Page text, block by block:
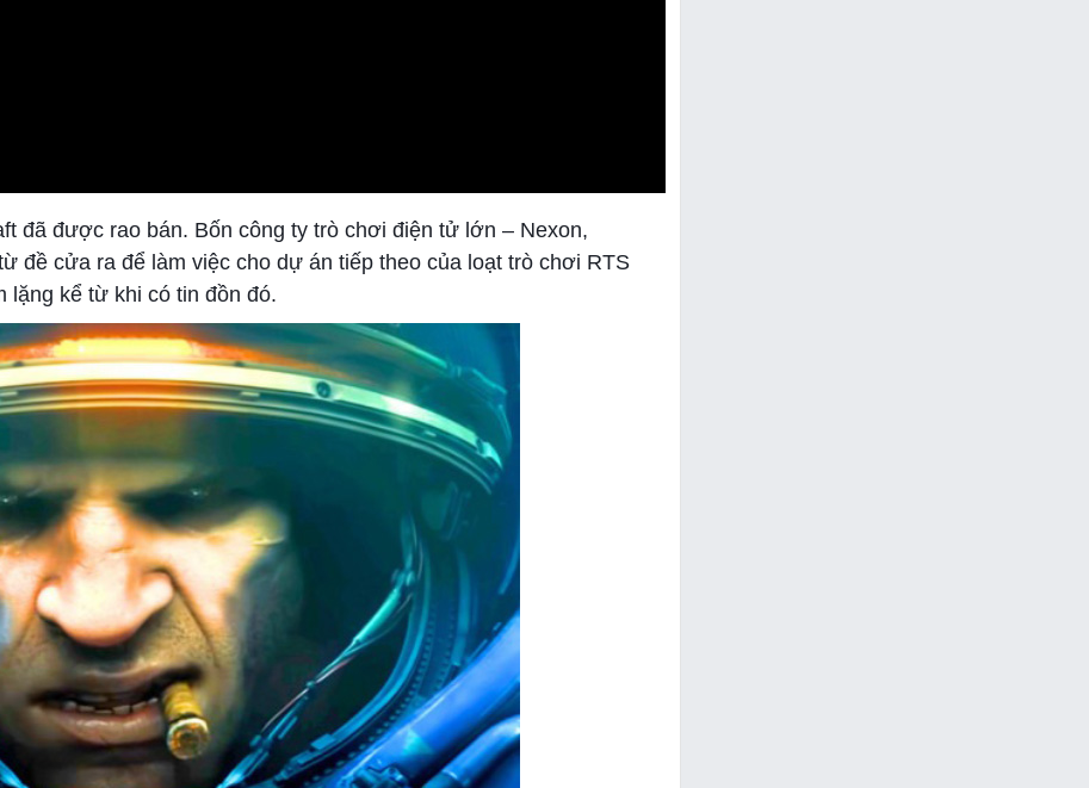
đã được rao bán. Bốn công ty trò chơi điện tử lớn – Nexon,
đề cửa ra để làm việc cho dự án tiếp theo của loạt trò chơi RTS
lặng kể từ khi có tin đồn đó.